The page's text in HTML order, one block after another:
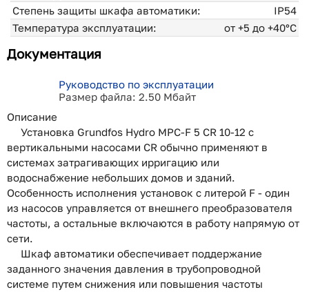
Степень защиты шкафа автоматики:
IP54
Температура эксплуатации:
от +5 до +40°С
Документация
Руководство по эксплуатации
Размер файла: 2.50 Мбайт
Описание
Установка Grundfos Hydro MPC-F 5 CR 10-12 с
вертикальными насосами CR обычно применяют в
системах затрагивающих ирригацию или
водоснабжение небольших домов и зданий.
Особенность исполнения установок с литерой F - один
из насосов управляется от внешнего преобразователя
частоты, а остальные включаются в работу напрямую от
сети.
Шкаф автоматики обеспечивает поддержание
заданного значения давления в трубопроводной
системе путем снижения или повышения частоты